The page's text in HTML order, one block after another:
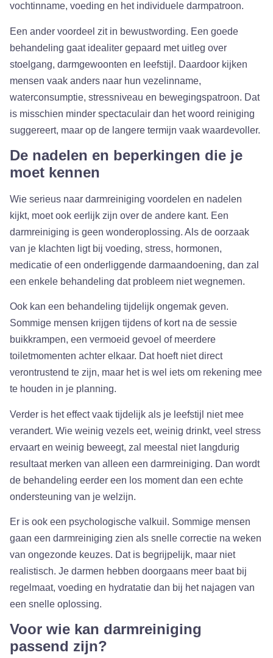
vochtinname, voeding en het individuele darmpatroon.
Een ander voordeel zit in bewustwording. Een goede
behandeling gaat idealiter gepaard met uitleg over
stoelgang, darmgewoonten en leefstijl. Daardoor kijken
mensen vaak anders naar hun vezelinname,
waterconsumptie, stressniveau en bewegingspatroon. Dat
is misschien minder spectaculair dan het woord reiniging
suggereert, maar op de langere termijn vaak waardevoller.
De nadelen en beperkingen die je
moet kennen
Wie serieus naar darmreiniging voordelen en nadelen
kijkt, moet ook eerlijk zijn over de andere kant. Een
darmreiniging is geen wonderoplossing. Als de oorzaak
van je klachten ligt bij voeding, stress, hormonen,
medicatie of een onderliggende darmaandoening, dan zal
een enkele behandeling dat probleem niet wegnemen.
Ook kan een behandeling tijdelijk ongemak geven.
Sommige mensen krijgen tijdens of kort na de sessie
buikkrampen, een vermoeid gevoel of meerdere
toiletmomenten achter elkaar. Dat hoeft niet direct
verontrustend te zijn, maar het is wel iets om rekening mee
te houden in je planning.
Verder is het effect vaak tijdelijk als je leefstijl niet mee
verandert. Wie weinig vezels eet, weinig drinkt, veel stress
ervaart en weinig beweegt, zal meestal niet langdurig
resultaat merken van alleen een darmreiniging. Dan wordt
de behandeling eerder een los moment dan een echte
ondersteuning van je welzijn.
Er is ook een psychologische valkuil. Sommige mensen
gaan een darmreiniging zien als snelle correctie na weken
van ongezonde keuzes. Dat is begrijpelijk, maar niet
realistisch. Je darmen hebben doorgaans meer baat bij
regelmaat, voeding en hydratatie dan bij het najagen van
een snelle oplossing.
Voor wie kan darmreiniging
passend zijn?